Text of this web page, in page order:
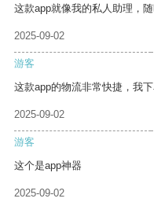
这款app就像我的私人助理，
2025-09-02
游客
这款app的物流非常快捷，我
2025-09-02
游客
这个是app神器
2025-09-02